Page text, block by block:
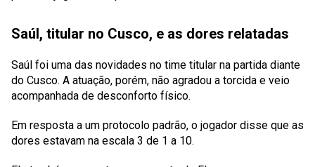
Saúl, titular no Cusco, e as dores relatadas
Saúl foi uma das novidades no time titular na partida diante
do Cusco. A atuação, porém, não agradou a torcida e veio
acompanhada de desconforto físico.
Em resposta a um protocolo padrão, o jogador disse que as
dores estavam na escala 3 de 1 a 10.